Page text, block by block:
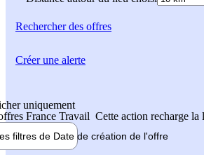
Rechercherdes offres
uniquement
France Travail Cette action recharge la
filtres de Date de création de l'offre
Créer une alerte